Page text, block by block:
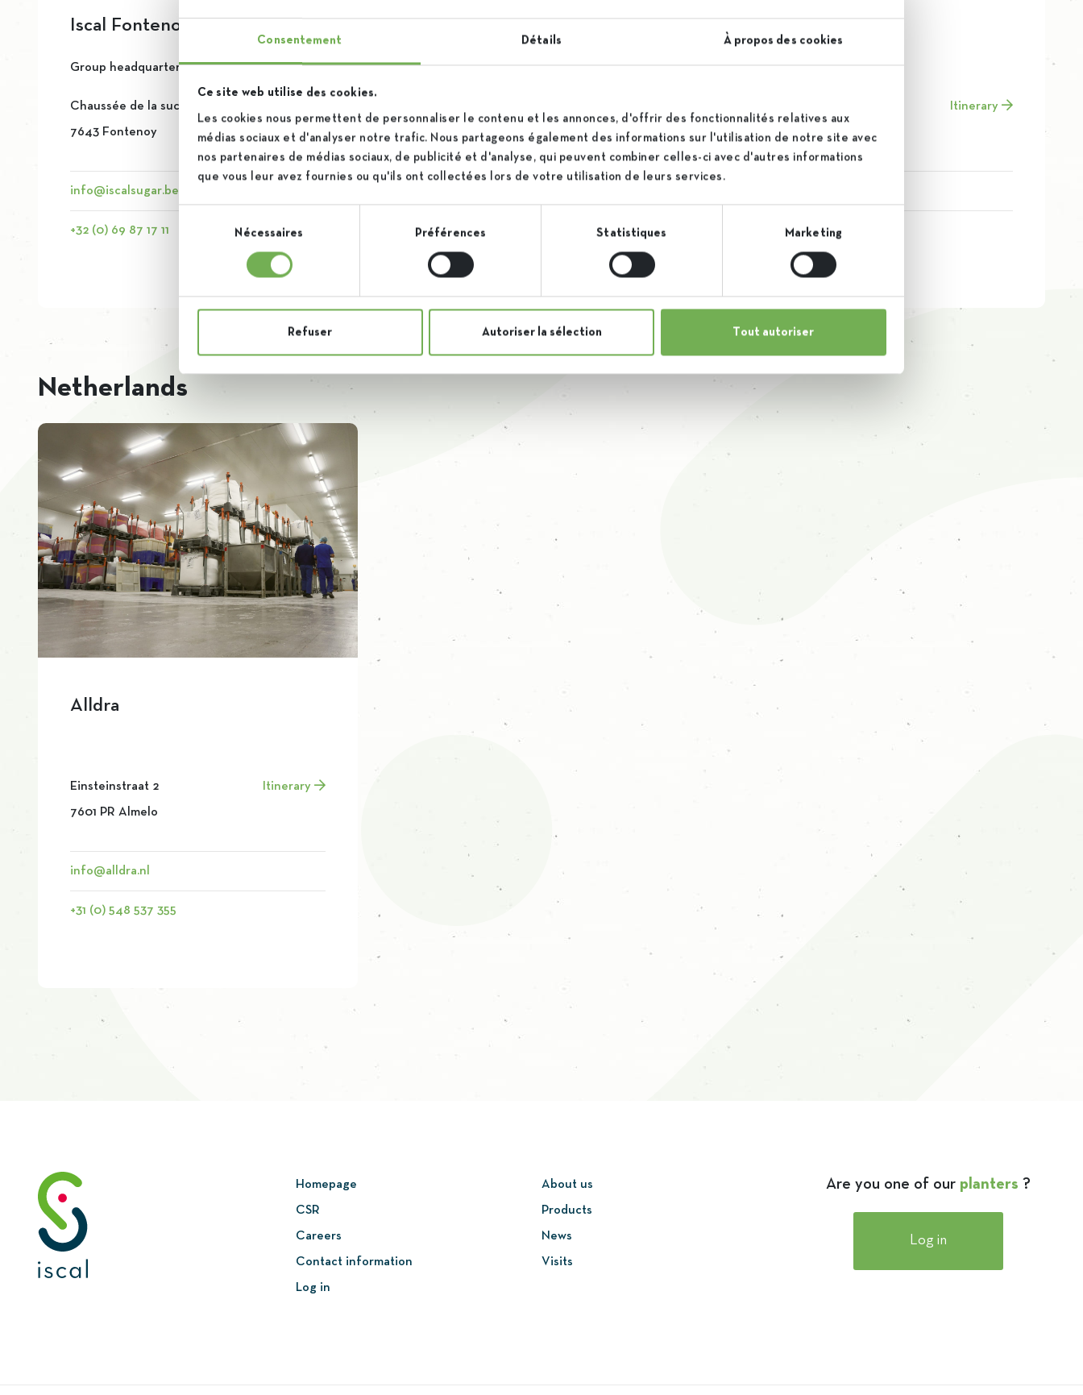
Consentement Détails À propos des cookies
Ce site web utilise des cookies.
Les cookies nous permettent de personnaliser le contenu et les annonces, d'offrir des fonctionnalités relatives aux
médias sociaux et d'analyser notre trafic. Nous partageons également des informations sur l'utilisation de notre site avec
nos partenaires de médias sociaux, de publicité et d'analyse, qui peuvent combiner celles-ci avec d'autres informations
que vous leur avez fournies ou qu'ils ont collectées lors de votre utilisation de leurs services.
consentement
Nécessaires Préférences Statistiques Marketing
Refuser Autoriser la sélection Tout autoriser
Iscal Fontenoy
Group headquarters
Chaussée de la sucrerie 1
7643 Fontenoy
info@iscalsugar.be
+32 (0) 69 87 17 11
7911 Frasnes-lez-Anvaing
Holding company
1040 Bruxelles
Itinerary
+32 (0)2 661 19 11
Netherlands
Alldra
Einsteinstraat 2
7601 PR Almelo
Itinerary
info@alldra.nl
+31 (0) 548 537 355
Homepage About us
CSR Products
Careers News
Contact information Visits
Log in
Are you one of our planters ?
Log in